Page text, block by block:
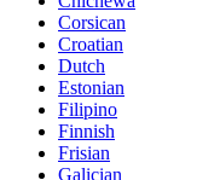
Corsican
Croatian
Dutch
Estonian
Filipino
Finnish
Frisian
Galician